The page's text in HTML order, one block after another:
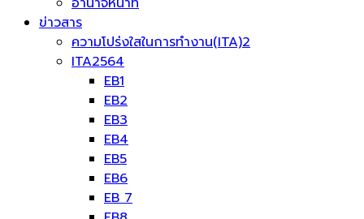
ข่าวสาร
ความโปร่งใสในการทำงาน(ITA)2
ITA2564
EB1
EB2
EB3
EB4
EB5
EB6
EB 7